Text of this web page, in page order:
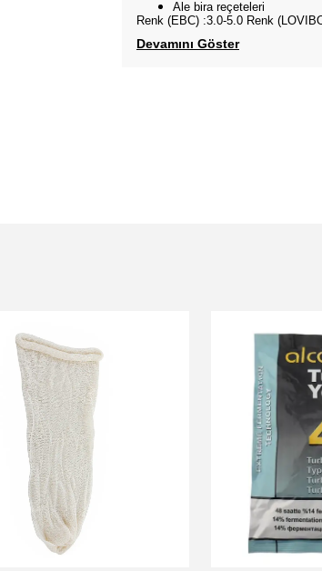
Ale bira reçeteleri
Renk (EBC) :3.0-5.0 Renk
Devamını Göster